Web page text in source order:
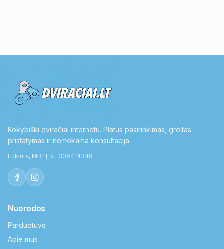
Kokybiški dviračiai internetu. Platus pasirinkimas, greitas
pristatymas ir nemokama konsultacija.
Lukinta, MB · Į. k.: 306414349
Nuorodos
Parduotuvė
Apie mus